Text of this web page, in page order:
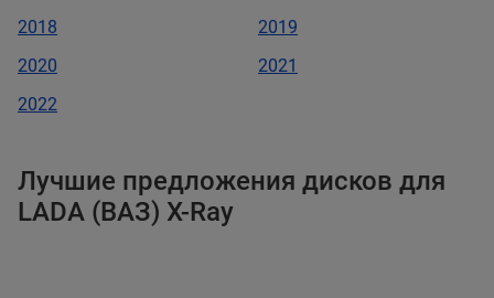
2018
2019
2020
2021
2022
Лучшие предложения дисков для
LADA (ВАЗ) X-Ray